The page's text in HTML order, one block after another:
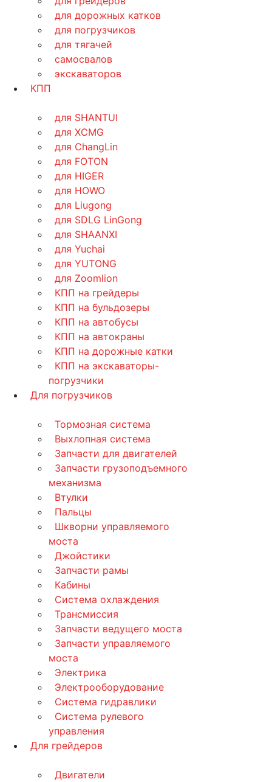
для дорожных катков
для погрузчиков
для тягачей
самосвалов
экскаваторов
КПП
для SHANTUI
для XCMG
для ChangLin
для FOTON
для HIGER
для HOWO
для Liugong
для SDLG LinGong
для SHAANXI
для Yuchai
для YUTONG
для Zoomlion
КПП на грейдеры
КПП на бульдозеры
КПП на автобусы
КПП на автокраны
КПП на дорожные катки
КПП на экскаваторы-
погрузчики
Для погрузчиков
Тормозная система
Выхлопная система
Запчасти для двигателей
Запчасти грузоподъемного
механизма
Втулки
Пальцы
Шкворни управляемого
моста
Джойстики
Запчасти рамы
Кабины
Система охлаждения
Трансмиссия
Запчасти ведущего моста
Запчасти управляемого
моста
Электрика
Электрооборудование
Система гидравлики
Система рулевого
управления
Для грейдеров
Двигатели